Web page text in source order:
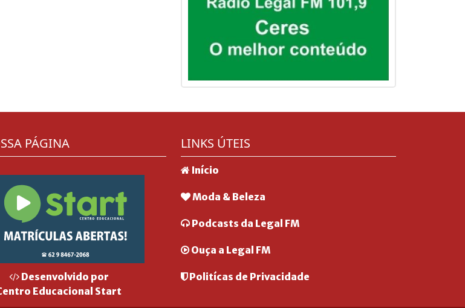
PÁGINA
Desenvolvido por
Educacional Start
LINKS ÚTEIS
Início
Moda & Beleza
Podcasts da Legal FM
Ouça a Legal FM
Politícas de Privacidade